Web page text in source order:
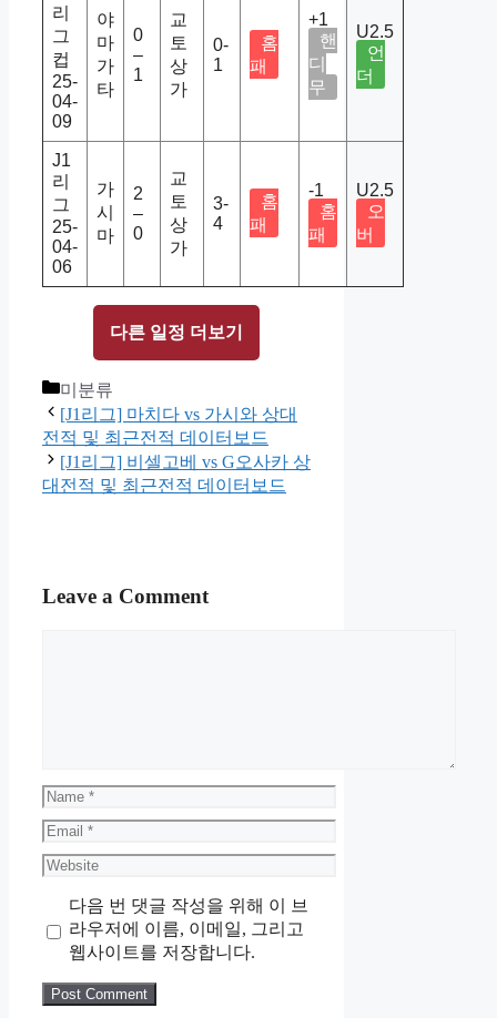
리
그
컵
25-
04-
09
야
마
가
타
0
–
1
교
토
상
가
0-
1
홈
패
+1
핸
디
무
U2.5
언
더
J1
리
그
25-
04-
06
가
시
마
2
–
0
교
토
상
가
3-
4
홈
패
-1
홈
패
U2.5
오
버
다른 일정 더보기
Categories
미분류
[J1리그] 마치다 vs 가시와 상대
전적 및 최근전적 데이터보드
[J1리그] 비셀고베 vs G오사카 상
대전적 및 최근전적 데이터보드
Leave a Comment
Name
Email
Website
다음 번 댓글 작성을 위해 이 브
라우저에 이름, 이메일, 그리고
웹사이트를 저장합니다.